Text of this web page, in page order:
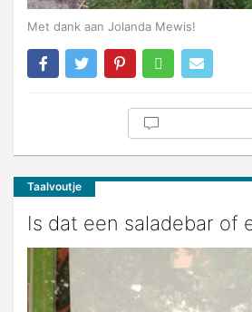
Met dank aan Jolanda Mewis!
Taalvoutje
Is dat een saladebar of